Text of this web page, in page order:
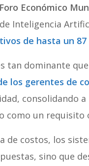
Foro Económico
Inteligencia
de hasta un 87
tan dominante
los gerentes de
consolidando
como un requisito
de costos, los
sino que